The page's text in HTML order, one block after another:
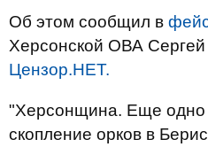
Об этом сообщил в
Херсонской ОВА
Цензор.НЕТ.
"Херсонщина. Еще одно
скопление орков в